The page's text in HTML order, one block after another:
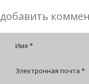
добавить